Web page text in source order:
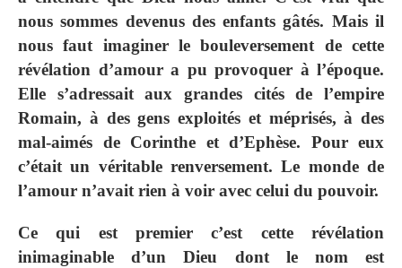
nous sommes devenus des enfants gâtés. Mais il
nous faut imaginer le bouleversement de cette
révélation d’amour a pu provoquer à l’époque.
Elle s’adressait aux grandes cités de l’empire
Romain, à des gens exploités et méprisés, à des
mal-aimés de Corinthe et d’Ephèse. Pour eux
c’était un véritable renversement. Le monde de
l’amour n’avait rien à voir avec celui du pouvoir.
Ce qui est premier c’est cette révélation
inimaginable d’un Dieu dont le nom est